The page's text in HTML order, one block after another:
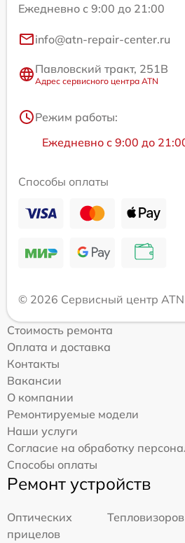
Ежедневно с 9:00 до 21:00
info@atn-repair-center.ru
Павловский тракт, 251В
Адрес сервисного центра ATN
Режим работы:
Ежедневно с 9:00 до
Способы оплаты
© 2026 Сервисный центр ATN
Стоимость ремонта
Оплата и доставка
Контакты
Вакансии
О компании
Ремонтируемые модели
Наши услуги
Согласие на обработку
Способы оплаты
Ремонт устройств
Оптических
прицелов
Тепловизоров